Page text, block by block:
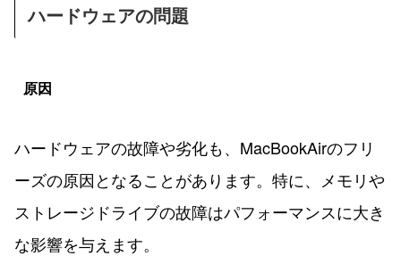
ハードウェアの問題
原因
ハードウェアの故障や劣化も、MacBookAirのフリ
ーズの原因となることがあります。特に、メモリや
ストレージドライブの故障はパフォーマンスに大き
な影響を与えます。